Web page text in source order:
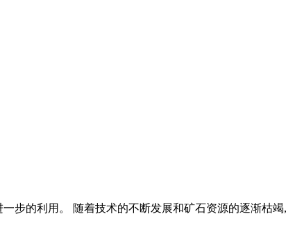
步的利用。 随着技术的不断发展和矿石资源的逐渐枯竭,